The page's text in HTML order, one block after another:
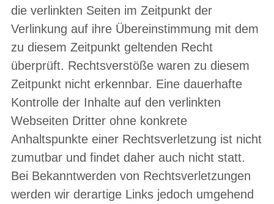
die verlinkten Seiten im Zeitpunkt der
Verlinkung auf ihre Übereinstimmung mit dem
zu diesem Zeitpunkt geltenden Recht
überprüft. Rechtsverstöße waren zu diesem
Zeitpunkt nicht erkennbar. Eine dauerhafte
Kontrolle der Inhalte auf den verlinkten
Webseiten Dritter ohne konkrete
Anhaltspunkte einer Rechtsverletzung ist nicht
zumutbar und findet daher auch nicht statt.
Bei Bekanntwerden von Rechtsverletzungen
werden wir derartige Links jedoch umgehend